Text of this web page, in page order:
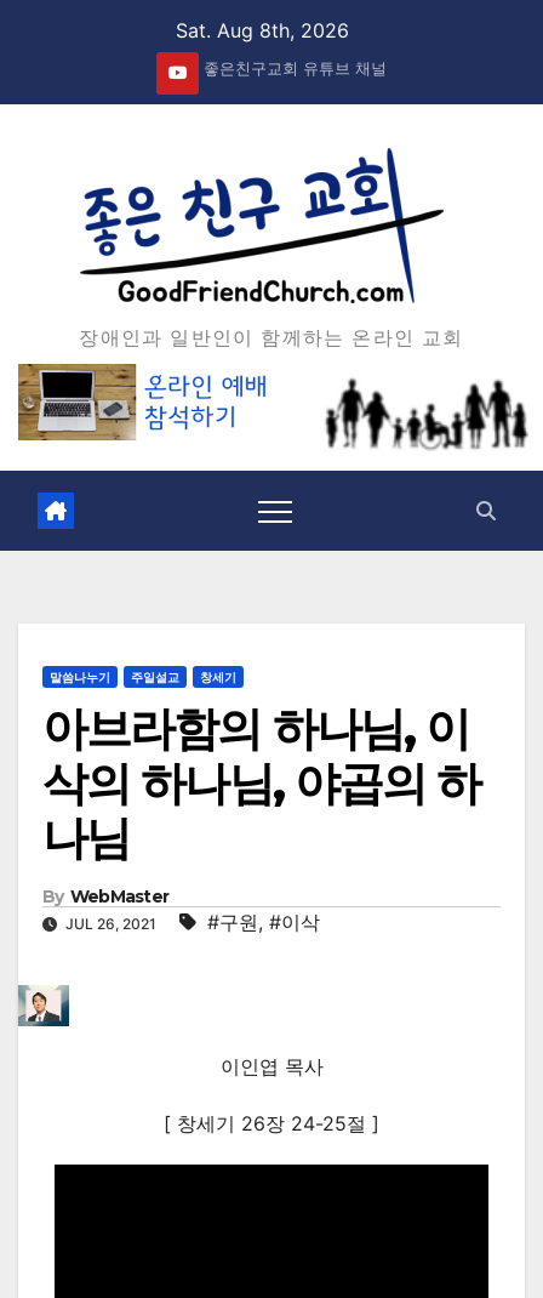
Sat. Aug 8th, 2026
좋은친구교회 유튜브 채널
장애인과 일반인이 함께하는 온라인 교회
말씀나누기 주일설교 창세기
아브라함의 하나님, 이
삭의 하나님, 야곱의 하
나님
By WebMaster
JUL 26, 2021 #구원, #이삭
이인엽 목사
[ 창세기 26장 24-25절 ]